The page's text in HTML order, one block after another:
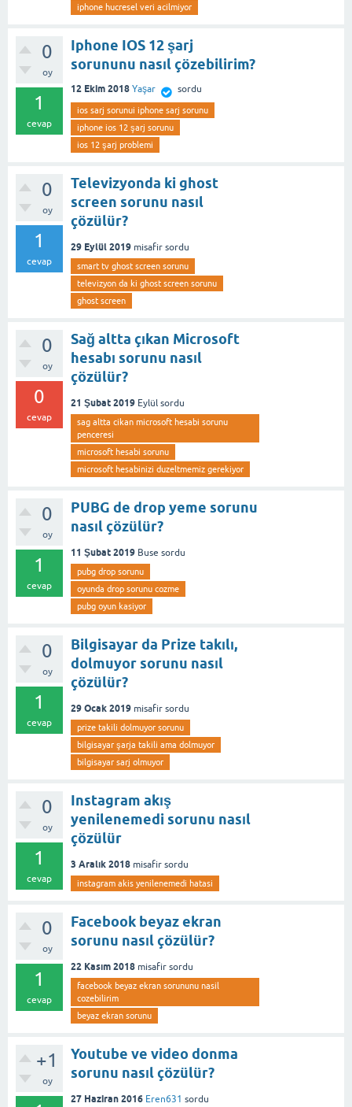
iphone hucresel veri acilmiyor
0
oy
1
cevap
Iphone IOS 12 şarj
sorununu nasıl çözebilirim?
12 Ekim 2018 Yaşar sordu
ios sarj sorunui iphone sarj sorunu
iphone ios 12 şarj sorunu
ios 12 şarj problemi
0
oy
1
cevap
Televizyonda ki ghost
screen sorunu nasıl
çözülür?
29 Eylül 2019 misafir sordu
smart tv ghost screen sorunu
televizyon da ki ghost screen sorunu
ghost screen
0
oy
0
cevap
Sağ altta çıkan Microsoft
hesabı sorunu nasıl
çözülür?
21 Şubat 2019 Eylül sordu
sag altta cikan microsoft hesabi sorunu
penceresi
microsoft hesabi sorunu
microsoft hesabinizi duzeltmemiz gerekiyor
0
oy
1
cevap
PUBG de drop yeme sorunu
nasıl çözülür?
11 Şubat 2019 Buse sordu
pubg drop sorunu
oyunda drop sorunu cozme
pubg oyun kasiyor
0
oy
1
cevap
Bilgisayar da Prize takılı,
dolmuyor sorunu nasıl
çözülür?
29 Ocak 2019 misafir sordu
prize takili dolmuyor sorunu
bilgisayar şarja takili ama dolmuyor
bilgisayar sarj olmuyor
0
oy
1
cevap
Instagram akış
yenilenemedi sorunu nasıl
çözülür
3 Aralık 2018 misafir sordu
instagram akis yenilenemedi hatasi
0
oy
1
cevap
Facebook beyaz ekran
sorunu nasıl çözülür?
22 Kasım 2018 misafir sordu
facebook beyaz ekran sorununu nasil
cozebilirim
beyaz ekran sorunu
+1
oy
Youtube ve video donma
sorunu nasıl çözülür?
27 Haziran 2016 Eren631 sordu